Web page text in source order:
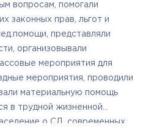
вопросам, помогали
законных прав, льгот и
представляли
организовывали
мероприятия для
мероприятия, проводили
материальную помощь
в трудной жизненной
о СД, современных
другое.